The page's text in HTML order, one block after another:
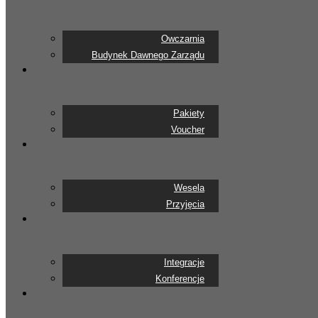
Owczarnia
Budynek Dawnego Zarządu
Pakiety
Voucher
Wesela
Przyjęcia
Integracje
Konferencje